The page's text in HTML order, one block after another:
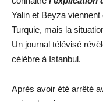
Yalin et Beyza viennent
Turquie, mais la
Un journal télévisé
célèbre à Istanbul.
Après avoir été arrêté